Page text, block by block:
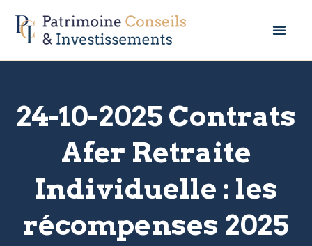
24-10-2025 Contrats
Afer Retraite
Individuelle : les
récompenses 2025